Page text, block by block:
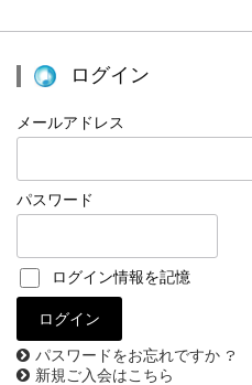
ログイン
メールアドレス
パスワード
ログイン情報を記憶
パスワードをお忘れですか ?
新規ご入会はこちら